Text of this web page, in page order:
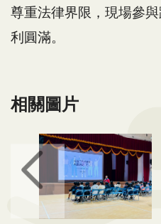
尊重法律界限，現場參
利圓滿。
相關圖片